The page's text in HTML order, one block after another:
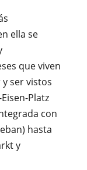
ella se
que viven
ser vistos
Platz
con
hasta
y